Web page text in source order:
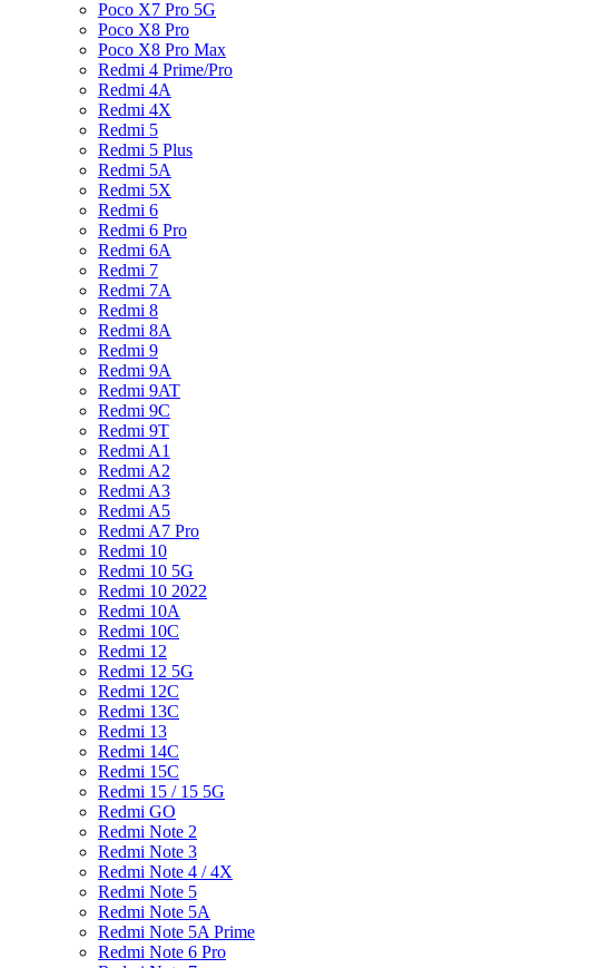
Poco X7 Pro 5G
Poco X8 Pro
Poco X8 Pro Max
Redmi 4 Prime/Pro
Redmi 4A
Redmi 4X
Redmi 5
Redmi 5 Plus
Redmi 5A
Redmi 5X
Redmi 6
Redmi 6 Pro
Redmi 6A
Redmi 7
Redmi 7A
Redmi 8
Redmi 8A
Redmi 9
Redmi 9A
Redmi 9AT
Redmi 9C
Redmi 9T
Redmi A1
Redmi A2
Redmi A3
Redmi A5
Redmi A7 Pro
Redmi 10
Redmi 10 5G
Redmi 10 2022
Redmi 10A
Redmi 10C
Redmi 12
Redmi 12 5G
Redmi 12C
Redmi 13C
Redmi 13
Redmi 14C
Redmi 15C
Redmi 15 / 15 5G
Redmi GO
Redmi Note 2
Redmi Note 3
Redmi Note 4 / 4X
Redmi Note 5
Redmi Note 5A
Redmi Note 5A Prime
Redmi Note 6 Pro